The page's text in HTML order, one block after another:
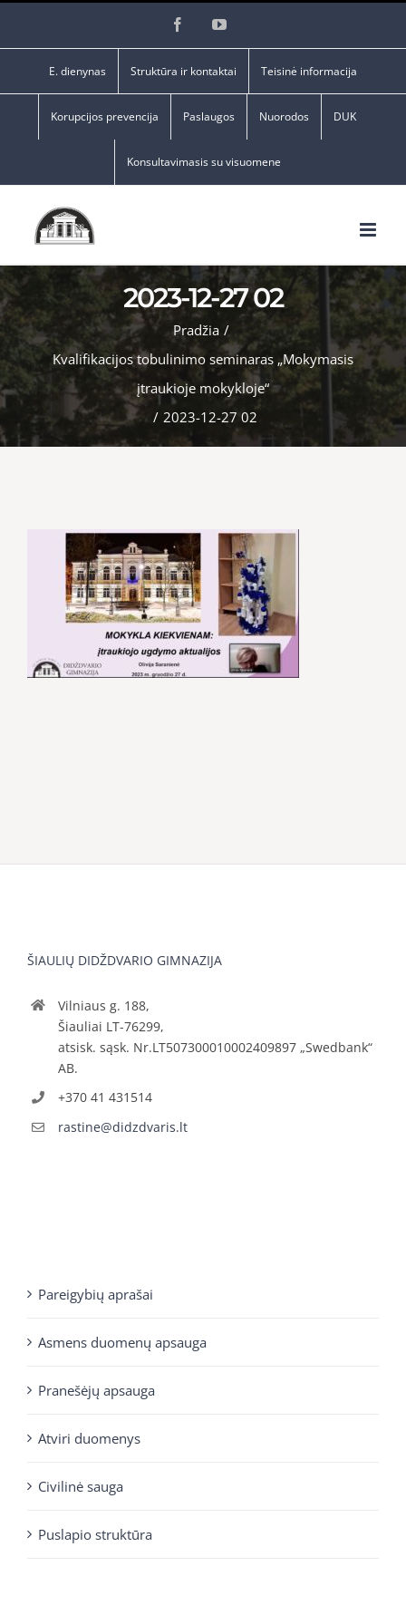
FacebookYouTube
E. dienynas Struktūra ir kontaktai Teisinė informacija
Korupcijos prevencija Paslaugos Nuorodos DUK
Konsultavimasis su visuomene
2023-12-27 02
Pradžia /
Kvalifikacijos tobulinimo seminaras „Mokymasis
įtraukioje mokykloje“
/ 2023-12-27 02
ŠIAULIŲ DIDŽDVARIO GIMNAZIJA
Vilniaus g. 188,
Šiauliai LT-76299,
atsisk. sąsk. Nr.LT507300010002409897 „Swedbank“
AB.
+370 41 431514
rastine@didzdvaris.lt
Pareigybių aprašai
Asmens duomenų apsauga
Pranešėjų apsauga
Atviri duomenys
Civilinė sauga
Puslapio struktūra